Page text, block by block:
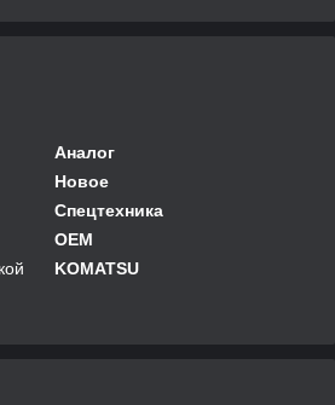
Аналог
Новое
Спецтехника
OEM
KOMATSU